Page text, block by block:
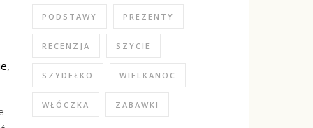
PODSTAWY PREZENTY
RECENZJA SZYCIE
SZYDEŁKO WIELKANOC
WŁÓCZKA ZABAWKI